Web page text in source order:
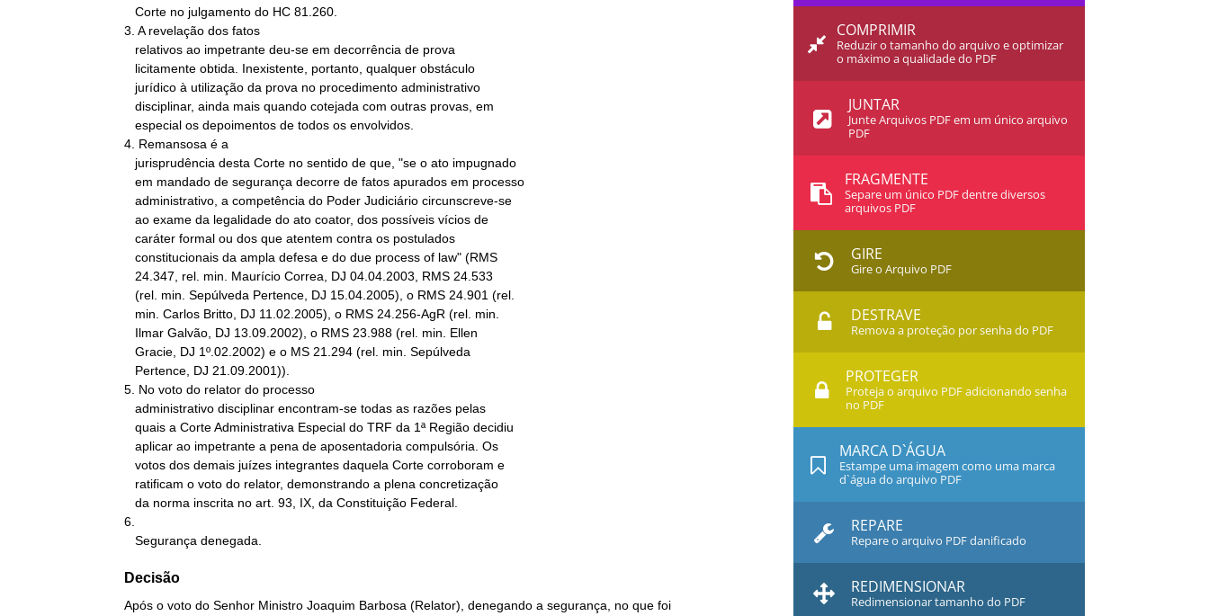
3. A revelação dos fatos
4. Remansosa é a
5. No voto do relator do processo
6.
   Segurança denegada.
Decisão
Após o voto do Senhor Ministro Joaquim Barbosa (Relator), denegando a segurança, no que foi
COMPRIMIR
Reduzir o tamanho do arquivo e optimizar
o máximo a qualidade do PDF
JUNTAR
Junte Arquivos PDF em um único arquivo
PDF
FRAGMENTE
Separe um único PDF dentre diversos
arquivos PDF
GIRE
Gire o Arquivo PDF
DESTRAVE
Remova a proteção por senha do PDF
PROTEGER
Proteja o arquivo PDF adicionando senha
no PDF
MARCA D`ÁGUA
Estampe uma imagem como uma marca
d`água do arquivo PDF
REPARE
Repare o arquivo PDF danificado
REDIMENSIONAR
Redimensionar tamanho do PDF